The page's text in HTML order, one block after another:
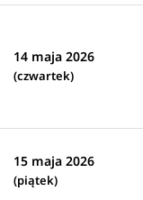
14 maja 2026
(czwartek)
15 maja 2026
(piątek)